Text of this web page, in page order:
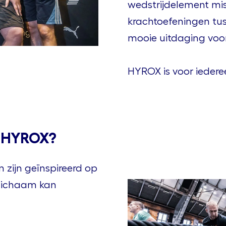
wedstrijdelement
krachtoefeningen
mooie uitdaging
HYROX is voor
zijn geïnspireerd op
kan